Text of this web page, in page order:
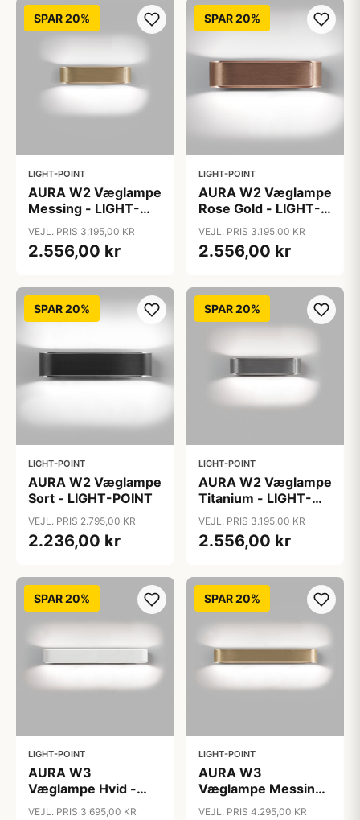
SPAR 20%
LIGHT-POINT
AURA W2 Væglampe
Messing - LIGHT-
POINT
VEJL. PRIS 3.195,00 KR
2.556,00 kr
SPAR 20%
LIGHT-POINT
AURA W2 Væglampe
Rose Gold - LIGHT-
POINT
VEJL. PRIS 3.195,00 KR
2.556,00 kr
SPAR 20%
LIGHT-POINT
AURA W2 Væglampe
Sort - LIGHT-POINT
VEJL. PRIS 2.795,00 KR
2.236,00 kr
SPAR 20%
LIGHT-POINT
AURA W2 Væglampe
Titanium - LIGHT-
POINT
VEJL. PRIS 3.195,00 KR
2.556,00 kr
SPAR 20%
LIGHT-POINT
AURA W3
Væglampe Hvid -
LIGHT-POINT
VEJL. PRIS 3.695,00 KR
SPAR 20%
LIGHT-POINT
AURA W3
Væglampe Messing
- LIGHT-POINT
VEJL. PRIS 4.295,00 KR